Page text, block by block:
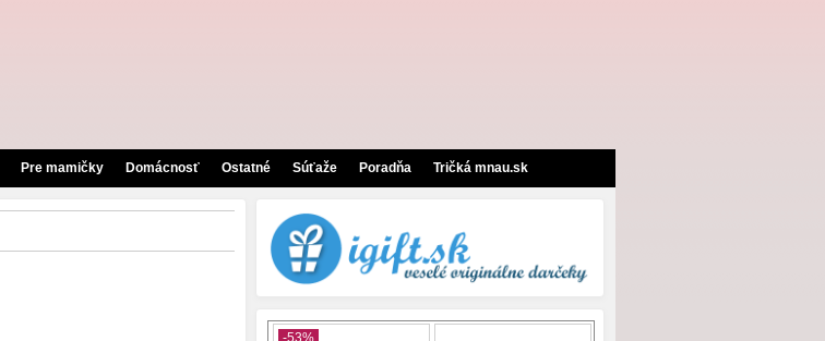
Pre mamičky Domácnosť Ostatné Súťaže Poradňa Tričká mnau.sk